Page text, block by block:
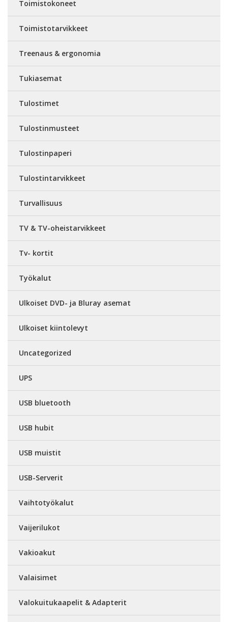
Toimistokoneet
Toimistotarvikkeet
Treenaus & ergonomia
Tukiasemat
Tulostimet
Tulostinmusteet
Tulostinpaperi
Tulostintarvikkeet
Turvallisuus
TV & TV-oheistarvikkeet
Tv- kortit
Työkalut
Ulkoiset DVD- ja Bluray asemat
Ulkoiset kiintolevyt
Uncategorized
UPS
USB bluetooth
USB hubit
USB muistit
USB-Serverit
Vaihtotyökalut
Vaijerilukot
Vakioakut
Valaisimet
Valokuitukaapelit & Adapterit